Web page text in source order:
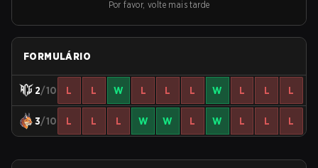
Por favor, volte mais tarde
FORMULÁRIO
2/10 L L W L L L W L L L
3/10 L L L W W L W L L L